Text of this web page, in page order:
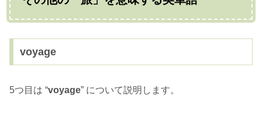
voyage
5つ目は “voyage” について説明します。